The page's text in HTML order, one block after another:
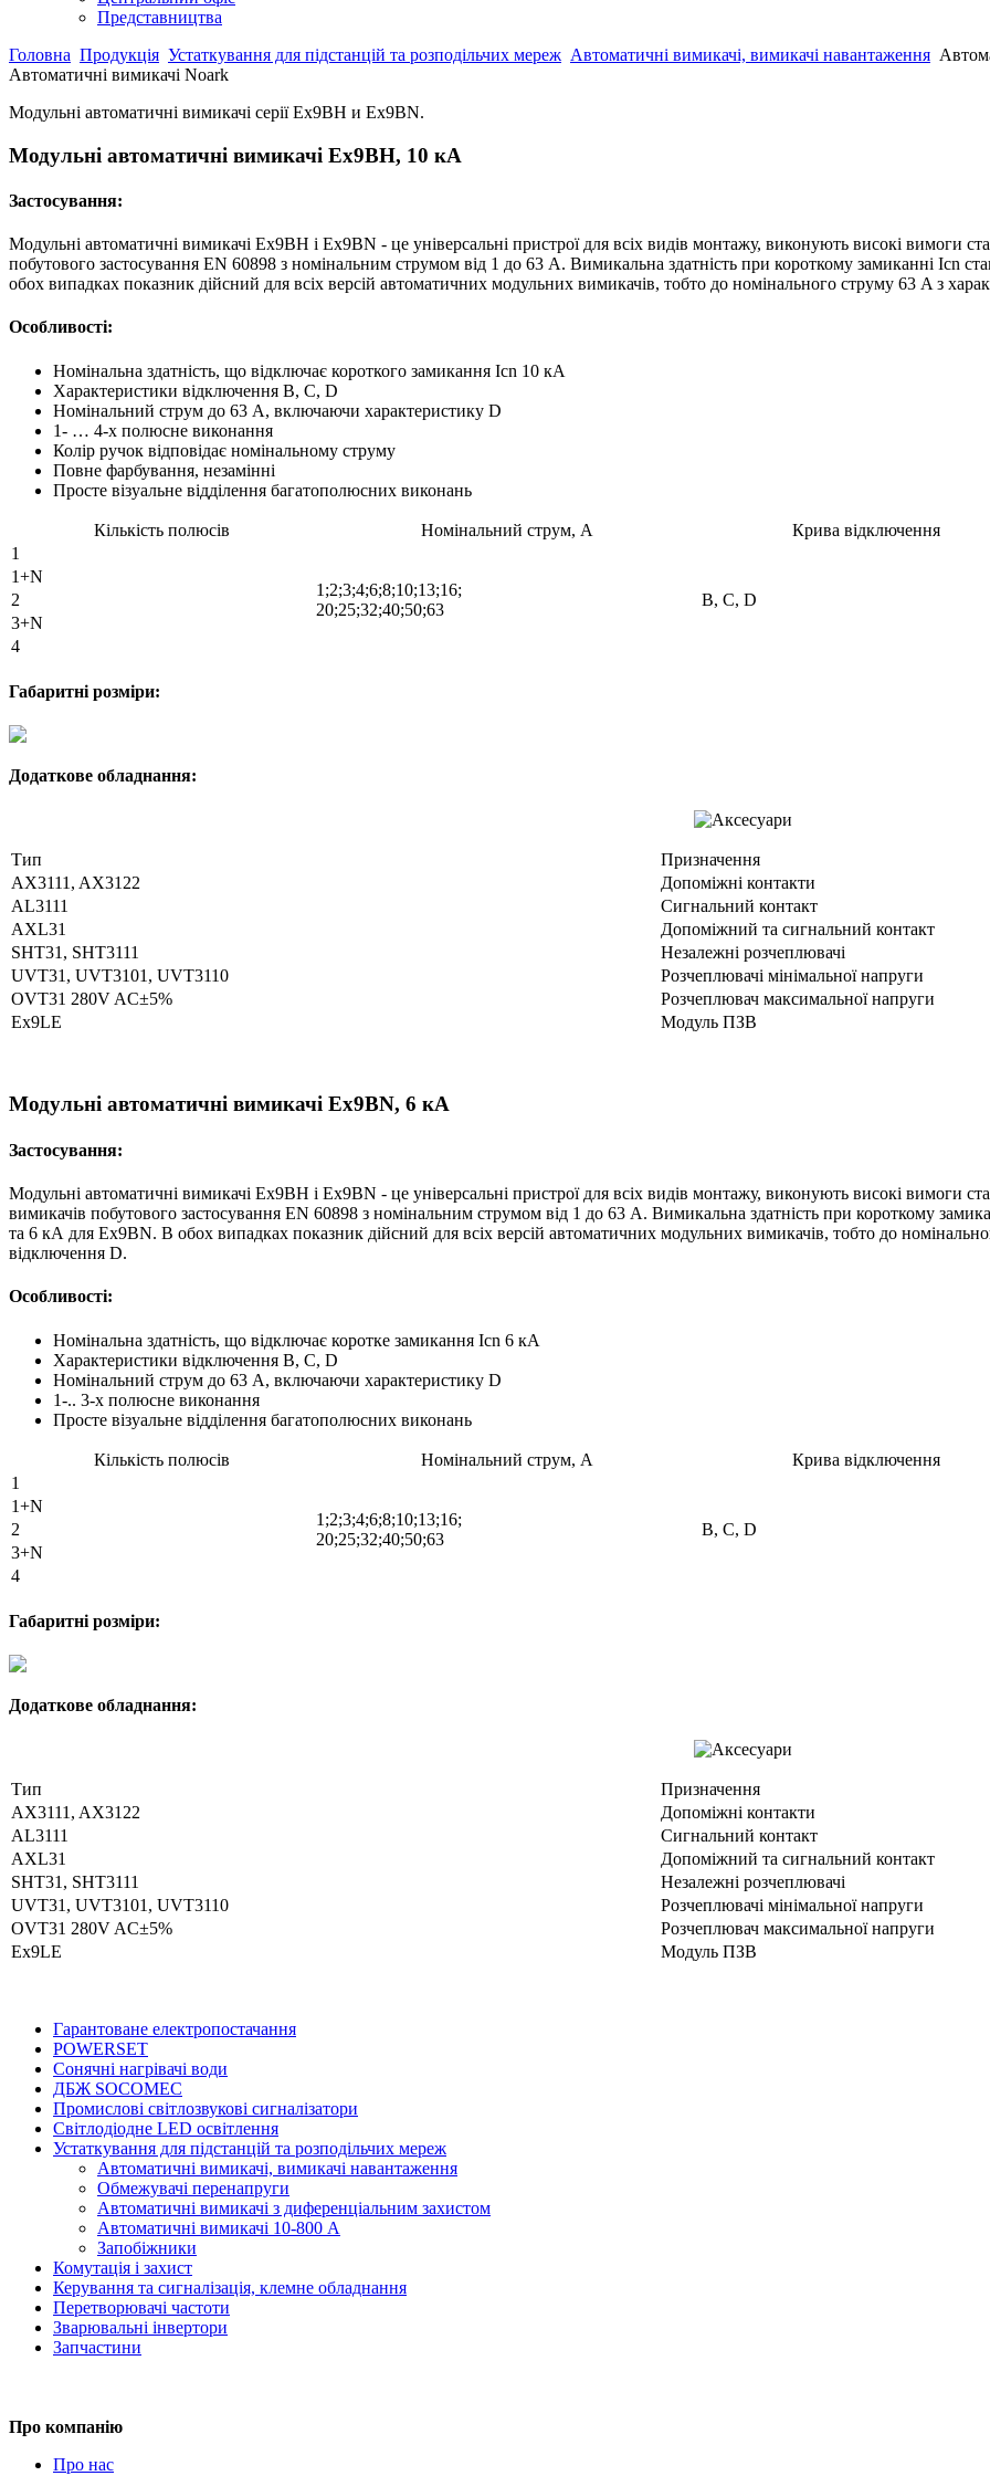
Представництва
Головна Продукція Устаткування для підстанцій та розподільчих мереж Автоматичні вимикачі, вимикачі навантаження
Автоматичні вимикачі Noark
Модульні автоматичні вимикачі серії Ex9BH и Ex9BN.
Модульні автоматичні вимикачі Ex9BH, 10 кА
Застосування:
Модульні автоматичні вимикачі Ex9BH і Ex9BN - це універсальні пристрої для всіх видів монтажу, виконують високі вимоги
побутового застосування EN 60898 з номінальним струмом від 1 до 63 A. Вимикальна здатність при короткому замиканні Icn
обох випадках показник дійсний для всіх версій автоматичних модульних вимикачів, тобто до номінального струму 63 A з
Особливості:
Номінальна здатність, що відключає короткого замикання Icn 10 кА
Характеристики відключення B, C, D
Номінальний струм до 63 A, включаючи характеристику D
1- … 4-х полюсне виконання
Колір ручок відповідає номінальному струму
Повне фарбування, незамінні
Просте візуальне відділення багатополюсних виконань
Кількість полюсів Номінальний струм, А Крива відключення
1
1;2;3;4;6;8;10;13;16;
20;25;32;40;50;63
B, C, D
1+N
2
3+N
4
Габаритні розміри:
Додаткове обладнання:
Тип
Призначення
AX3111, AX3122
Допоміжні контакти
AL3111
Сигнальний контакт
AXL31
Допоміжний та сигнальний контакт
SHT31, SHT3111
Незалежні розчеплювачі
UVT31, UVT3101, UVT3110
Розчеплювачі мінімальної напруги
OVT31 280V AC±5%
Розчеплювач максимальної напруги
Ex9LE
Модуль ПЗВ
Модульні автоматичні вимикачі Ex9BN, 6 кА
Застосування:
Модульні автоматичні вимикачі Ex9BH і Ex9BN - це універсальні пристрої для всіх видів монтажу, виконують високі вимоги
вимикачів побутового застосування EN 60898 з номінальним струмом від 1 до 63 A. Вимикальна здатність при короткому
та 6 кА для Ex9BN. В обох випадках показник дійсний для всіх версій автоматичних модульних вимикачів, тобто до
відключення D.
Особливості:
Номінальна здатність, що відключає коротке замикання Icn 6 кА
Характеристики відключення B, C, D
Номінальний струм до 63 A, включаючи характеристику D
1-.. 3-х полюсне виконання
Просте візуальне відділення багатополюсних виконань
Кількість полюсів Номінальний струм, А Крива відключення
1
1;2;3;4;6;8;10;13;16;
20;25;32;40;50;63
B, C, D
1+N
2
3+N
4
Габаритні розміри:
Додаткове обладнання:
Тип
Призначення
AX3111, AX3122
Допоміжні контакти
AL3111
Сигнальний контакт
AXL31
Допоміжний та сигнальний контакт
SHT31, SHT3111
Незалежні розчеплювачі
UVT31, UVT3101, UVT3110
Розчеплювачі мінімальної напруги
OVT31 280V AC±5%
Розчеплювач максимальної напруги
Ex9LE
Модуль ПЗВ
Гарантоване електропостачання
POWERSET
Сонячні нагрівачі води
ДБЖ SOCOMEC
Промислові світлозвукові сигналізатори
Світлодіодне LED освітлення
Устаткування для підстанцій та розподільчих мереж
Автоматичні вимикачі, вимикачі навантаження
Обмежувачі перенапруги
Автоматичні вимикачі з диференціальним захистом
Автоматичні вимикачі 10-800 А
Запобіжники
Комутація і захист
Керування та сигналізація, клемне обладнання
Перетворювачі частоти
Зварювальні інвертори
Запчастини
Про компанію
Про нас